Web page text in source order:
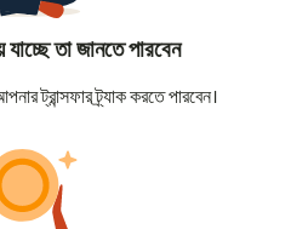
তা জানতে পারবেন
ট্রান্সফার ট্র্যাক করতে পারবেন।